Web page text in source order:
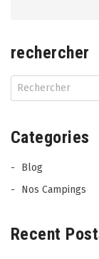
rechercher
Categories
Blog
Nos Campings
Recent